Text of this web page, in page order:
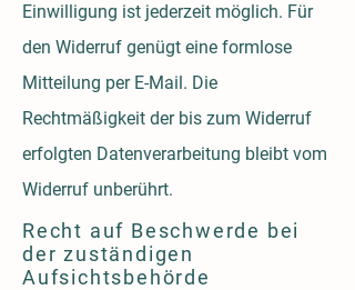
Einwilligung ist jederzeit möglich. Für
den Widerruf genügt eine formlose
Mitteilung per E-Mail. Die
Rechtmäßigkeit der bis zum Widerruf
erfolgten Datenverarbeitung bleibt vom
Widerruf unberührt.
Recht auf Beschwerde bei
der zuständigen
Aufsichtsbehörde